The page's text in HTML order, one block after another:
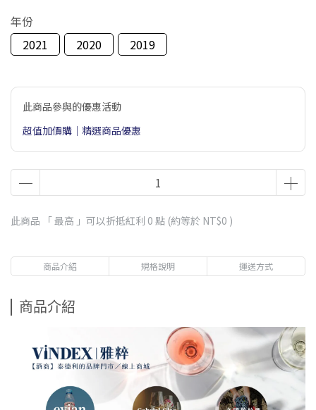
年份
2021
2020 2019
此商品參與的優惠活動
超值加價購｜精選商品優惠
此商品 「 最高 」可以折抵紅利 0 點 (約等於 NT$0 )
商品介紹 規格說明 運送方式
商品介紹